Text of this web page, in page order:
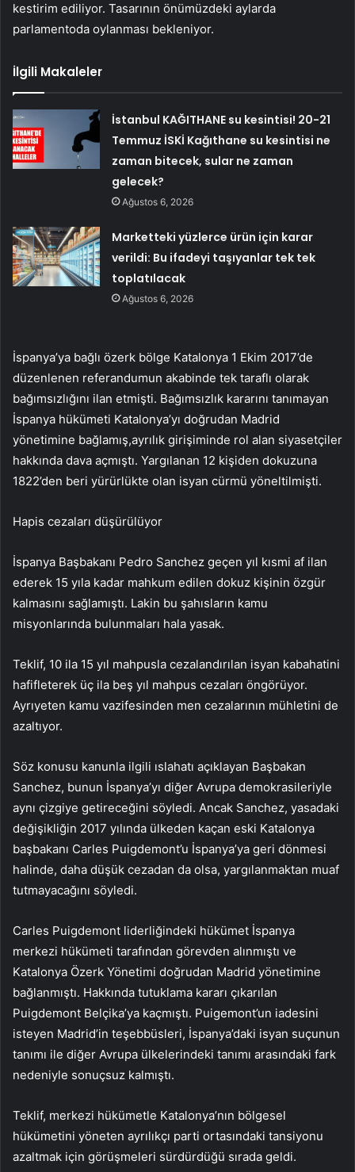
kestirim ediliyor. Tasarının önümüzdeki aylarda
parlamentoda oylanması bekleniyor.
İlgili Makaleler
İstanbul KAĞITHANE su kesintisi! 20-21
Temmuz İSKİ Kağıthane su kesintisi ne
zaman bitecek, sular ne zaman
gelecek?
Ağustos 6, 2026
Marketteki yüzlerce ürün için karar
verildi: Bu ifadeyi taşıyanlar tek tek
toplatılacak
Ağustos 6, 2026
İspanya’ya bağlı özerk bölge Katalonya 1 Ekim 2017’de
düzenlenen referandumun akabinde tek taraflı olarak
bağımsızlığını ilan etmişti. Bağımsızlık kararını tanımayan
İspanya hükümeti Katalonya’yı doğrudan Madrid
yönetimine bağlamış,ayrılık girişiminde rol alan siyasetçiler
hakkında dava açmıştı. Yargılanan 12 kişiden dokuzuna
1822’den beri yürürlükte olan isyan cürmü yöneltilmişti.
Hapis cezaları düşürülüyor
İspanya Başbakanı Pedro Sanchez geçen yıl kısmi af ilan
ederek 15 yıla kadar mahkum edilen dokuz kişinin özgür
kalmasını sağlamıştı. Lakin bu şahısların kamu
misyonlarında bulunmaları hala yasak.
Teklif, 10 ila 15 yıl mahpusla cezalandırılan isyan kabahatini
hafifleterek üç ila beş yıl mahpus cezaları öngörüyor.
Ayrıyeten kamu vazifesinden men cezalarının mühletini de
azaltıyor.
Söz konusu kanunla ilgili ıslahatı açıklayan Başbakan
Sanchez, bunun İspanya’yı diğer Avrupa demokrasileriyle
aynı çizgiye getireceğini söyledi. Ancak Sanchez, yasadaki
değişikliğin 2017 yılında ülkeden kaçan eski Katalonya
başbakanı Carles Puigdemont’u İspanya’ya geri dönmesi
halinde, daha düşük cezadan da olsa, yargılanmaktan muaf
tutmayacağını söyledi.
Carles Puigdemont liderliğindeki hükümet İspanya
merkezi hükümeti tarafından görevden alınmıştı ve
Katalonya Özerk Yönetimi doğrudan Madrid yönetimine
bağlanmıştı. Hakkında tutuklama kararı çıkarılan
Puigdemont Belçika’ya kaçmıştı. Puigemont’un iadesini
isteyen Madrid’in teşebbüsleri, İspanya’daki isyan suçunun
tanımı ile diğer Avrupa ülkelerindeki tanımı arasındaki fark
nedeniyle sonuçsuz kalmıştı.
Teklif, merkezi hükümetle Katalonya’nın bölgesel
hükümetini yöneten ayrılıkçı parti ortasındaki tansiyonu
azaltmak için görüşmeleri sürdürdüğü sırada geldi.